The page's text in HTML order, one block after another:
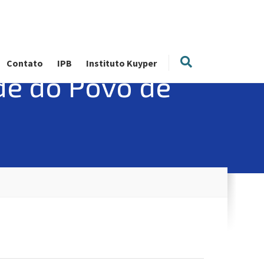
Contato IPB Instituto Kuyper
do Povo de